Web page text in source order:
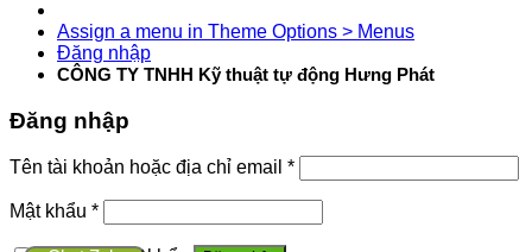
Assign a menu in Theme Options > Menus
Đăng nhập
CÔNG TY TNHH Kỹ thuật tự động Hưng Phát
Đăng nhập
Tên tài khoản hoặc địa chỉ email *
Mật khẩu *